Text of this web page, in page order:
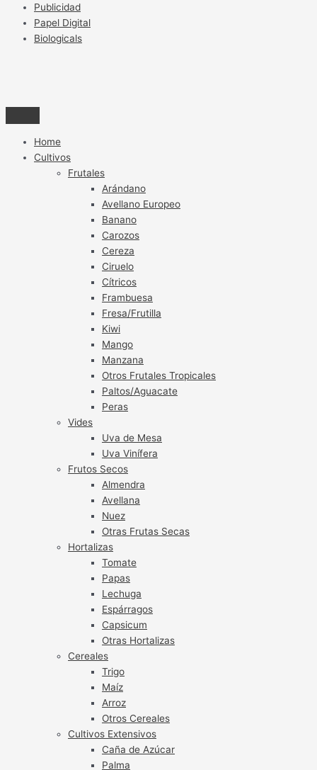
Publicidad
Papel Digital
Biologicals
Home
Cultivos
Frutales
Arándano
Avellano Europeo
Banano
Carozos
Cereza
Ciruelo
Cítricos
Frambuesa
Fresa/Frutilla
Kiwi
Mango
Manzana
Otros Frutales Tropicales
Paltos/Aguacate
Peras
Vides
Uva de Mesa
Uva Vinífera
Frutos Secos
Almendra
Avellana
Nuez
Otras Frutas Secas
Hortalizas
Tomate
Papas
Lechuga
Espárragos
Capsicum
Otras Hortalizas
Cereales
Trigo
Maíz
Arroz
Otros Cereales
Cultivos Extensivos
Caña de Azúcar
Palma